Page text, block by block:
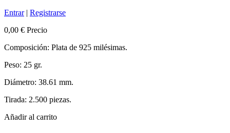
Entrar| Registrarse
0,00 € Precio
Composición: Plata de 925 milésimas.
Peso: 25 gr.
Diámetro: 38.61 mm.
Tirada: 2.500 piezas.
Añadir al carrito